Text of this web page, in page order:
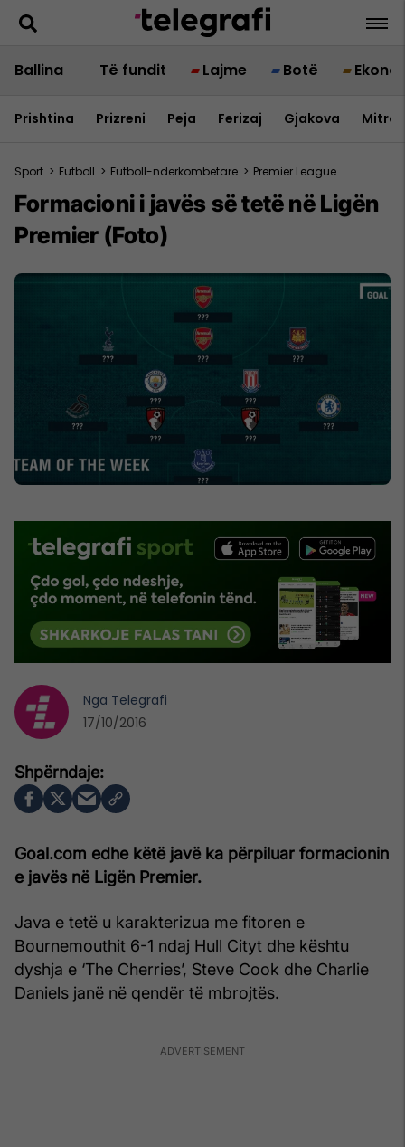
Ballina Të fundit Lajme Botë
Prishtina Prizreni Peja Ferizaj Gjakova
Sport > Futboll > Futboll-nderkombetare > Premier League
Formacioni i javës së tetë në Ligën
Premier (Foto)
Goal.com edhe këtë javë ka përpiluar formacionin
e javës në Ligën Premier.
Java e tetë u karakterizua me fitoren e
Bournemouthit 6-1 ndaj Hull Cityt dhe kështu
dyshja e ‘The Cherries’, Steve Cook dhe Charlie
Daniels janë në qendër të mbrojtës.
Nga Telegrafi
17/10/2016